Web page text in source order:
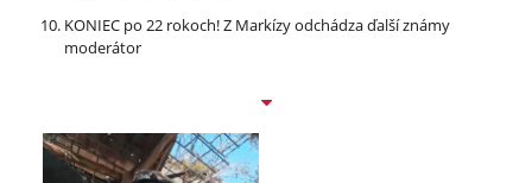
KONIEC po 22 rokoch! Z Markízy odchádza ďalší známy
moderátor